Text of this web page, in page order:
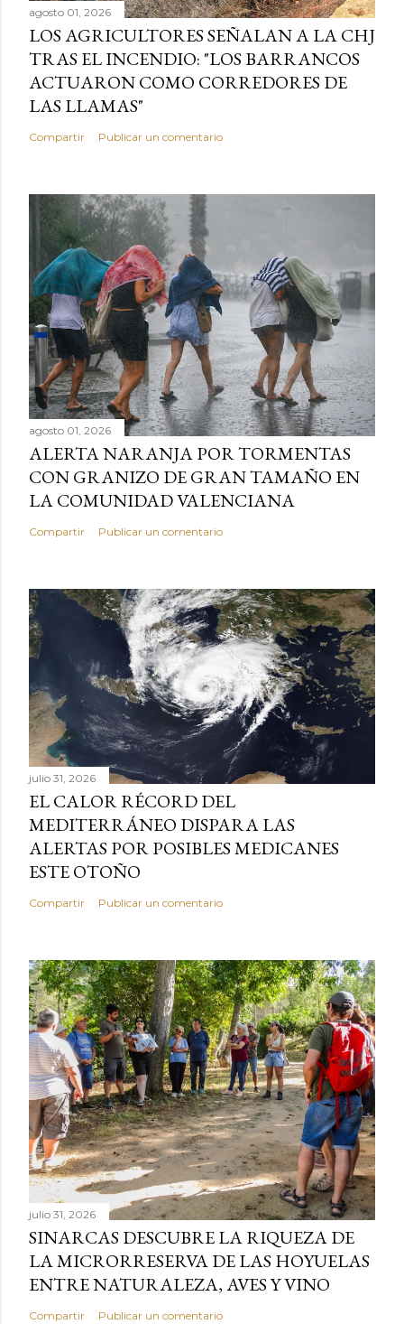
agosto 01, 2026
LOS AGRICULTORES SEÑALAN A LA CHJ
TRAS EL INCENDIO: "LOS BARRANCOS
ACTUARON COMO CORREDORES DE
LAS LLAMAS"
Compartir Publicar un comentario
agosto 01, 2026
ALERTA NARANJA POR TORMENTAS
CON GRANIZO DE GRAN TAMAÑO EN
LA COMUNIDAD VALENCIANA
Compartir Publicar un comentario
julio 31, 2026
EL CALOR RÉCORD DEL
MEDITERRÁNEO DISPARA LAS
ALERTAS POR POSIBLES MEDICANES
ESTE OTOÑO
Compartir Publicar un comentario
julio 31, 2026
SINARCAS DESCUBRE LA RIQUEZA DE
LA MICRORRESERVA DE LAS HOYUELAS
ENTRE NATURALEZA, AVES Y VINO
Compartir Publicar un comentario